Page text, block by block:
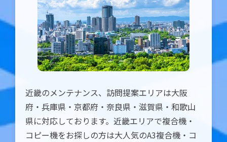
近畿のメンテナンス、訪問提案エリアは大阪
府・兵庫県・京都府・奈良県・滋賀県・和歌山
県に対応しております。近畿エリアで複合機・
コピー機をお探しの方は大人気のA3複合機・コ